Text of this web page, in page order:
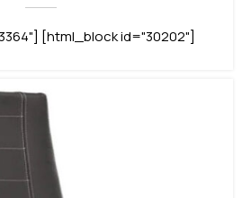
[html_block id="30202"]